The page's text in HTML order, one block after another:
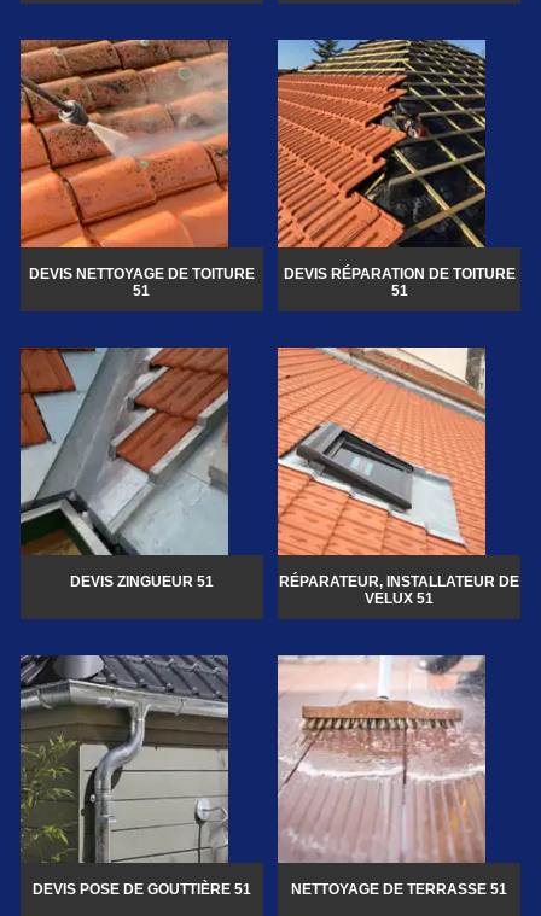
DEVIS NETTOYAGE DE TOITURE
51
DEVIS RÉPARATION DE TOITURE
51
DEVIS ZINGUEUR 51
RÉPARATEUR, INSTALLATEUR DE
VELUX 51
DEVIS POSE DE GOUTTIÈRE 51 NETTOYAGE DE TERRASSE 51